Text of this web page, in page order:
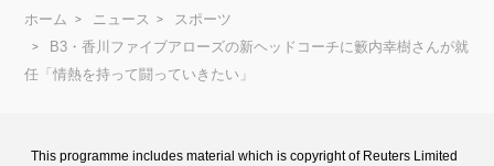
ホーム ニュース
スポーツ
B3・香川ファイブアローズの新ヘッドコーチに籔内幸樹さんが就
任「情熱を持って闘っていきたい」
This programme includes material which is copyright of Reuters Limited